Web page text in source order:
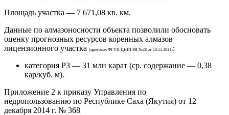
Площадь участка — 7 671,08 кв. км.
Данные по алмазоносности объекта позволили обосновать
оценку прогнозных ресурсов коренных алмазов
лицензионного участка (протокол ФГУП ЦНИГРИ №28 от 10.11.2011):
категория P3 — 31 млн карат (ср. содержание — 0,38
кар/куб. м).
Приложение 2 к приказу Управления по
недропользованию по Республике Саха (Якутия) от 12
декабря 2014 г. № 368